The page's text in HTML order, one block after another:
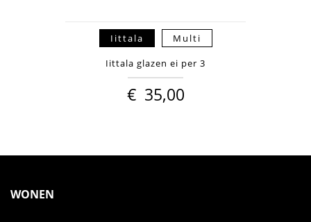
Iittala Multi
Iittala glazen ei per 3
€ 35,00
WONEN